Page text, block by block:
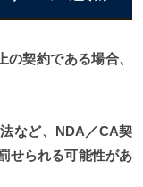
契約である場合、
など、NDA／CA契
せられる可能性があ